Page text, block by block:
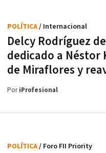
Delcy Rodríguez
dedicado a Néstor
de Miraflores y
POLÍTICA/ Internacional
PoriProfesional
POLÍTICA/ Foro FII Priority